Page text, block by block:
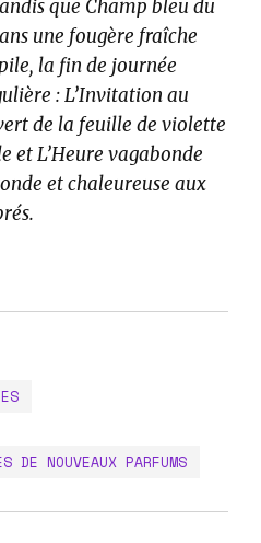
que Champ bleu du
une fougère fraîche
la fin de journée
: L’Invitation au
de la feuille de violette
et L’Heure vagabonde
et chaleureuse aux
DE NOUVEAUX PARFUMS